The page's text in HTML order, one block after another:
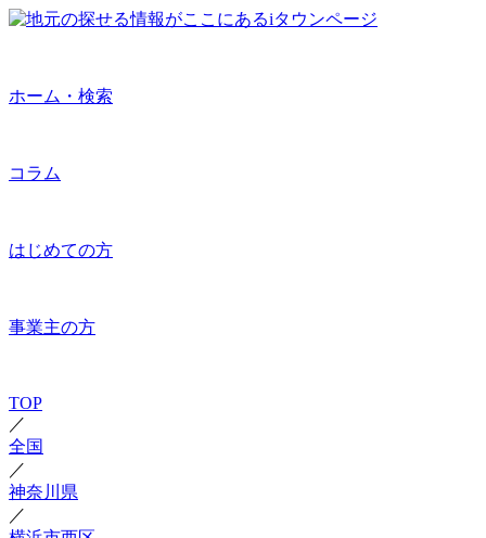
ホーム・検索
コラム
はじめての方
事業主の方
TOP
／
全国
／
神奈川県
／